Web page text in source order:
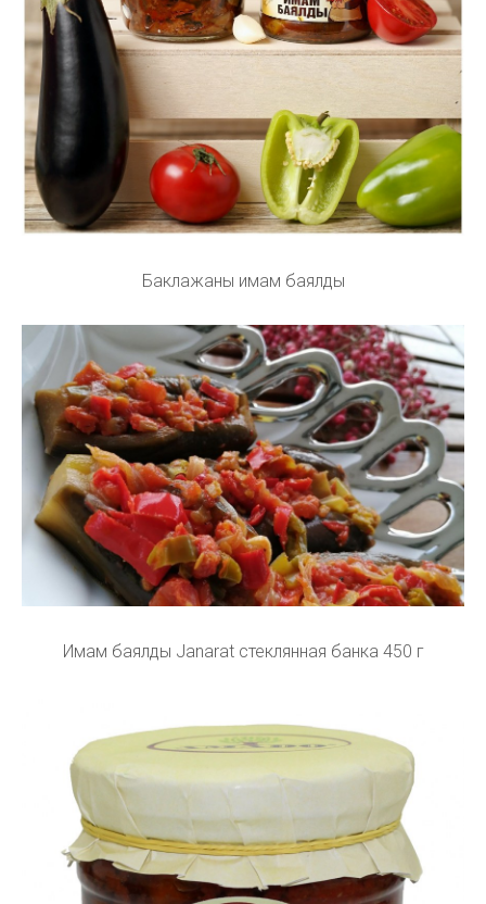
Баклажаны имам баялды
Имам баялды Janarat стеклянная банка 450 г